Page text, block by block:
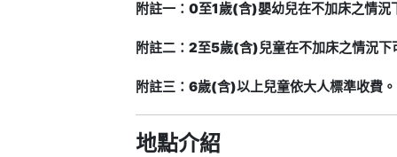
附註一：0至1歲(含)嬰幼兒在不加床之情
附註二：2至5歲(含)兒童在不加床之情況下
附註三：6歲(含)以上兒童依大人標準收費。
地點介紹